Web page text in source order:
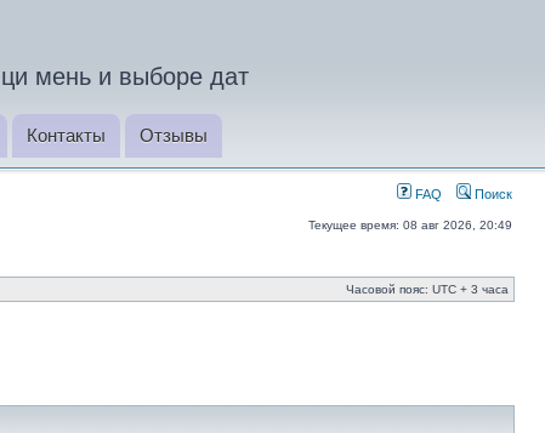
мень и выборе дат
Контакты Отзывы
FAQ Поиск
Текущее время: 08 авг 2026, 20:49
Часовой пояс: UTC + 3 часа